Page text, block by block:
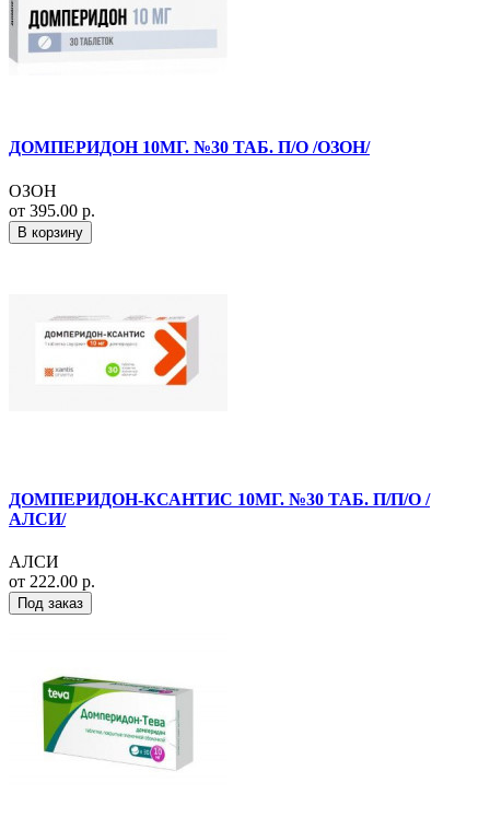
ДОМПЕРИДОН 10МГ. №30 ТАБ. П/О /ОЗОН/
ОЗОН
от 395.00 р.
В корзину
ДОМПЕРИДОН-КСАНТИС 10МГ. №30 ТАБ. П/П/О /
АЛСИ/
АЛСИ
от 222.00 р.
Под заказ